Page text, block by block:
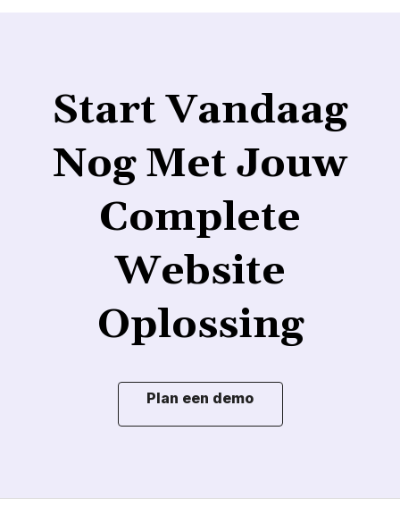
Start Vandaag
Nog Met Jouw
Complete
Website
Oplossing
Plan een demo